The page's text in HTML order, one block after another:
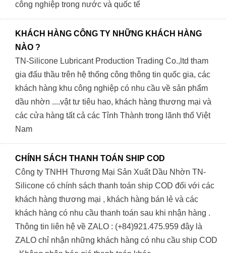
công nghiệp trong nước và quốc tế
KHÁCH HÀNG CÔNG TY NHỮNG KHÁCH HÀNG
NÀO ?
TN-Silicone Lubricant Production Trading Co.,ltd tham
gia đấu thầu trên hệ thống công thông tin quốc gia, các
khách hàng khu công nghiệp có nhu cầu về sản phẩm
dầu nhờn ....vật tư tiêu hao, khách hàng thương mại và
các cửa hàng tất cả các Tỉnh Thành trong lãnh thổ Việt
Nam
CHÍNH SÁCH THANH TOÁN SHIP COD
Công ty TNHH Thương Mại Sản Xuất Dầu Nhờn TN-
Silicone có chính sách thanh toán ship COD đối với các
khách hàng thương mại , khách hàng bán lẻ và các
khách hàng có nhu cầu thanh toán sau khi nhận hàng .
Thông tin liên hệ về ZALO : (+84)921.475.959 đây là
ZALO chỉ nhận những khách hàng có nhu cầu ship COD